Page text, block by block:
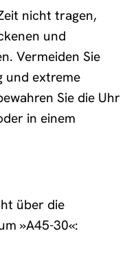
nicht tragen,
und
Vermeiden Sie
und extreme
Sie die Uhr
in einem
über die
»A45-30«: